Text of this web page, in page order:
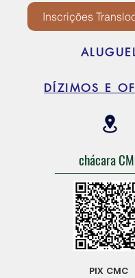
Inscrições
DÍZIMOS E
chácara
PIX CMC